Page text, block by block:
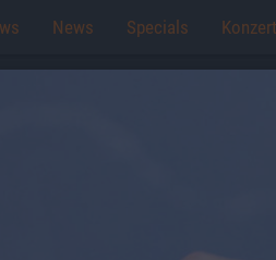
News Specials